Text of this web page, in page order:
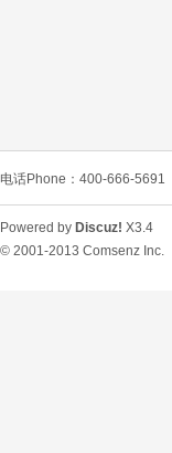
电话Phone：400-666-5691
Powered by Discuz! X3.4
© 2001-2013 Comsenz Inc.